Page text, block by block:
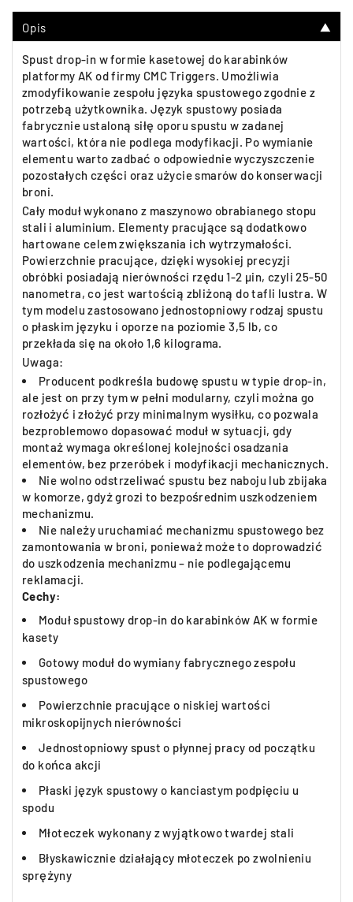
Opis ▼
Spust drop-in w formie kasetowej do karabinków
platformy AK od firmy CMC Triggers. Umożliwia
zmodyfikowanie zespołu języka spustowego zgodnie z
potrzebą użytkownika. Język spustowy posiada
fabrycznie ustaloną siłę oporu spustu w zadanej
wartości, która nie podlega modyfikacji. Po wymianie
elementu warto zadbać o odpowiednie wyczyszczenie
pozostałych części oraz użycie smarów do konserwacji
broni.
Cały moduł wykonano z maszynowo obrabianego stopu
stali i aluminium. Elementy pracujące są dodatkowo
hartowane celem zwiększania ich wytrzymałości.
Powierzchnie pracujące, dzięki wysokiej precyzji
obróbki posiadają nierówności rzędu 1-2 µin, czyli 25-50
nanometra, co jest wartością zbliżoną do tafli lustra. W
tym modelu zastosowano jednostopniowy rodzaj spustu
o płaskim języku i oporze na poziomie 3,5 lb, co
przekłada się na około 1,6 kilograma.
Uwaga:
Producent podkreśla budowę spustu w typie drop-in,
ale jest on przy tym w pełni modularny, czyli można go
rozłożyć i złożyć przy minimalnym wysiłku, co pozwala
bezproblemowo dopasować moduł w sytuacji, gdy
montaż wymaga określonej kolejności osadzania
elementów, bez przeróbek i modyfikacji mechanicznych.
Nie wolno odstrzeliwać spustu bez naboju lub zbijaka
w komorze, gdyż grozi to bezpośrednim uszkodzeniem
mechanizmu.
Nie należy uruchamiać mechanizmu spustowego bez
zamontowania w broni, ponieważ może to doprowadzić
do uszkodzenia mechanizmu – nie podlegającemu
reklamacji.
Cechy:
Moduł spustowy drop-in do karabinków AK w formie
kasety
Gotowy moduł do wymiany fabrycznego zespołu
spustowego
Powierzchnie pracujące o niskiej wartości
mikroskopijnych nierówności
Jednostopniowy spust o płynnej pracy od początku
do końca akcji
Płaski język spustowy o kanciastym podpięciu u
spodu
Młoteczek wykonany z wyjątkowo twardej stali
Błyskawicznie działający młoteczek po zwolnieniu
sprężyny